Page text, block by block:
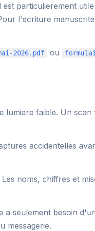
particulierement
l'ecriture
2026.pdf ou
faible. Un scan
accidentelles
noms, chiffres et
seulement besoin
messagerie.